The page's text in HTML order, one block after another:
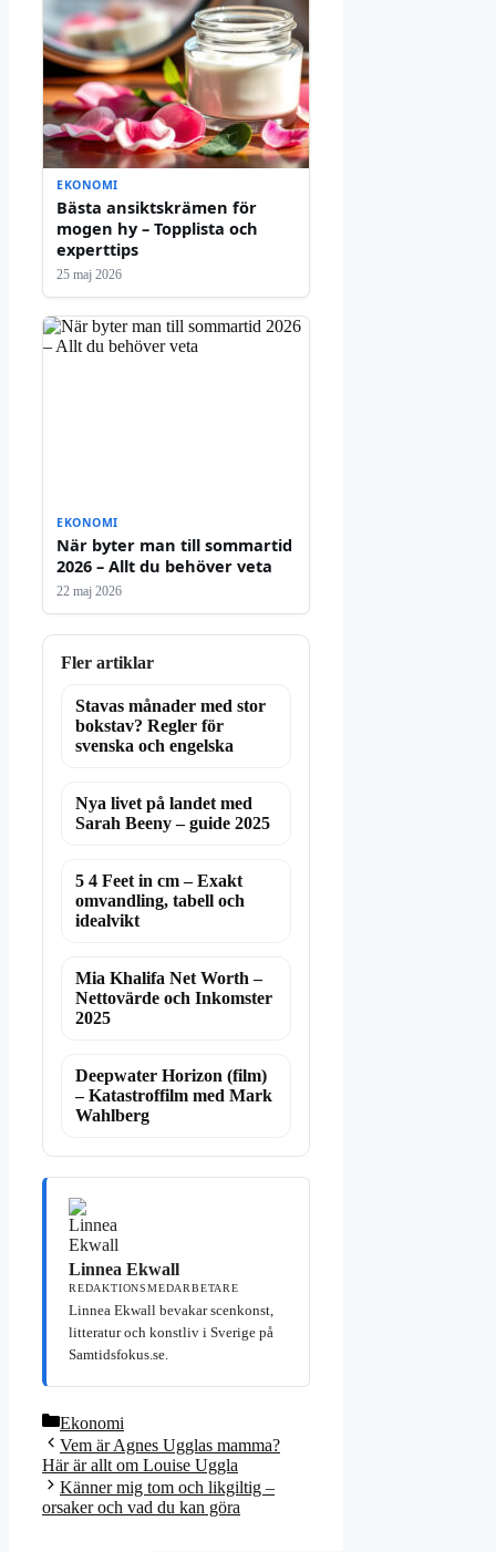
EKONOMI
Bästa ansiktskrämen för
mogen hy – Topplista och
experttips
25 maj 2026
EKONOMI
När byter man till sommartid
2026 – Allt du behöver veta
22 maj 2026
Fler artiklar
Stavas månader med stor
bokstav? Regler för
svenska och engelska
Nya livet på landet med
Sarah Beeny – guide 2025
5 4 Feet in cm – Exakt
omvandling, tabell och
idealvikt
Mia Khalifa Net Worth –
Nettovärde och Inkomster
2025
Deepwater Horizon (film)
– Katastroffilm med Mark
Wahlberg
Linnea Ekwall
REDAKTIONSMEDARBETARE
Linnea Ekwall bevakar scenkonst,
litteratur och konstliv i Sverige på
Samtidsfokus.se.
Kategorier
Ekonomi
Vem är Agnes Ugglas mamma?
Här är allt om Louise Uggla
Känner mig tom och likgiltig –
orsaker och vad du kan göra